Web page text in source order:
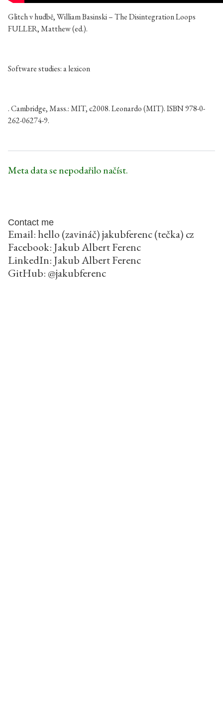
Glitch v hudbě, William Basinski – The Disintegration Loops
FULLER, Matthew (ed.).
Software studies: a lexicon
. Cambridge, Mass.: MIT, c2008. Leonardo (MIT). ISBN 978-0-
262-06274-9.
Meta data se nepodařilo načíst.
Contact me
Email: hello (zavináč) jakubferenc (tečka) cz
Facebook: Jakub Albert Ferenc
LinkedIn: Jakub Albert Ferenc
GitHub: @jakubferenc